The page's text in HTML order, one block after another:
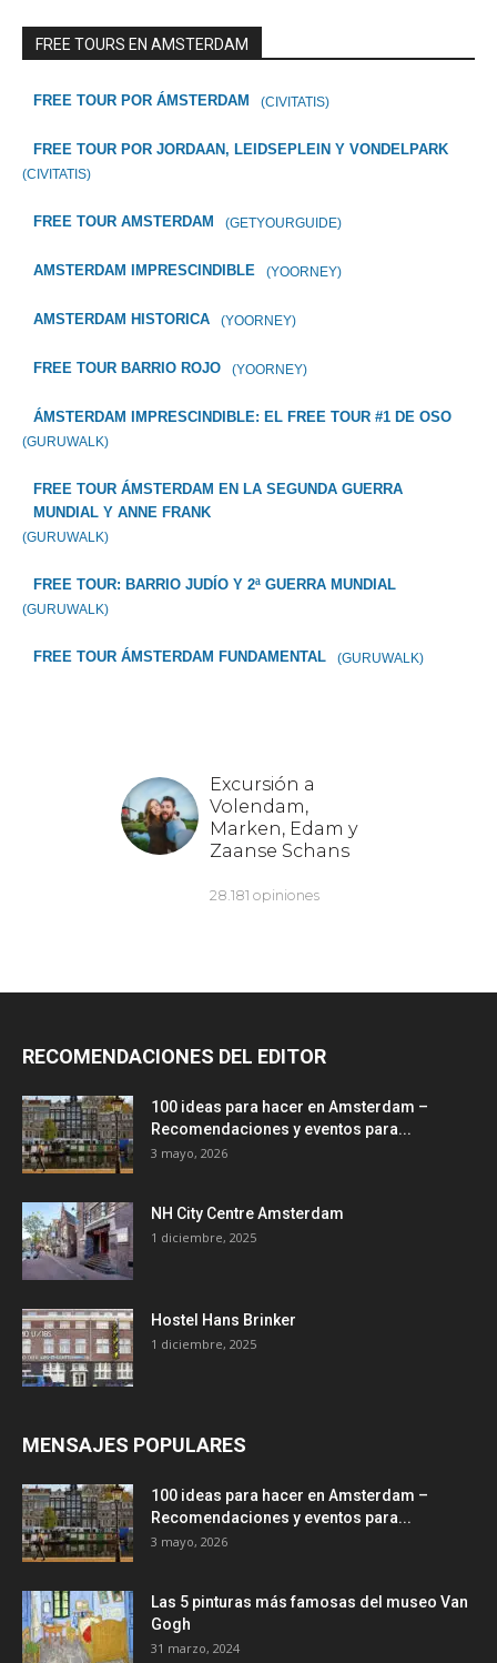
FREE TOURS EN AMSTERDAM
FREE TOUR POR ÁMSTERDAM (CIVITATIS)
FREE TOUR POR JORDAAN, LEIDSEPLEIN Y VONDELPARK
(CIVITATIS)
FREE TOUR AMSTERDAM (GETYOURGUIDE)
AMSTERDAM IMPRESCINDIBLE (YOORNEY)
AMSTERDAM HISTORICA (YOORNEY)
FREE TOUR BARRIO ROJO (YOORNEY)
ÁMSTERDAM IMPRESCINDIBLE: EL FREE TOUR #1 DE OSO
(GURUWALK)
FREE TOUR ÁMSTERDAM EN LA SEGUNDA GUERRA
MUNDIAL Y ANNE FRANK
(GURUWALK)
FREE TOUR: BARRIO JUDÍO Y 2ª GUERRA MUNDIAL
(GURUWALK)
FREE TOUR ÁMSTERDAM FUNDAMENTAL (GURUWALK)
RECOMENDACIONES DEL EDITOR
100 ideas para hacer en Amsterdam –
Recomendaciones y eventos para...
3 mayo, 2026
NH City Centre Amsterdam
1 diciembre, 2025
Hostel Hans Brinker
1 diciembre, 2025
MENSAJES POPULARES
100 ideas para hacer en Amsterdam –
Recomendaciones y eventos para...
3 mayo, 2026
Las 5 pinturas más famosas del museo Van
Gogh
31 marzo, 2024